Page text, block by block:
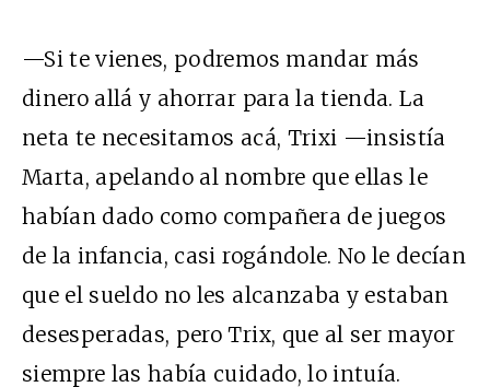
—Si te vienes, podremos mandar más
dinero allá y ahorrar para la tienda. La
neta te necesitamos acá, Trixi —insistía
Marta, apelando al nombre que ellas le
habían dado como compañera de juegos
de la infancia, casi rogándole. No le decían
que el sueldo no les alcanzaba y estaban
desesperadas, pero Trix, que al ser mayor
siempre las había cuidado, lo intuía.